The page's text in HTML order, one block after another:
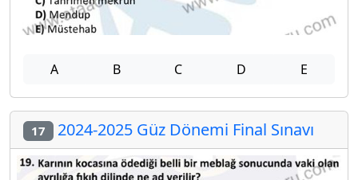
A B C D E
17 2024-2025 Güz Dönemi Final Sınavı